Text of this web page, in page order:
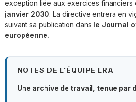
exception liée aux exercices financiers
janvier 2030. La directive entrera en
suivant sa publication dans le Journal
européenne.
NOTES DE L'ÉQUIPE LRA
Une archive de travail, tenue par